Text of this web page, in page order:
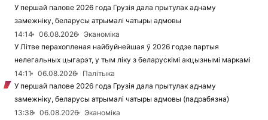
У першай палове 2026 года Грузія дала прытулак аднаму
замежніку, беларусы атрымалі чатыры адмовы
14:14
06.08.2026
Эканоміка
У Літве перахопленая найбуйнейшая ў 2026 годзе партыя
нелегальных цыгарэт, у тым ліку з беларускімі акцызнымі маркамі
14:11
06.08.2026
Палітыка
У першай палове 2026 года Грузія дала прытулак аднаму
замежніку, беларусы атрымалі чатыры адмовы (падрабязна)
13:38
06.08.2026
Эканоміка